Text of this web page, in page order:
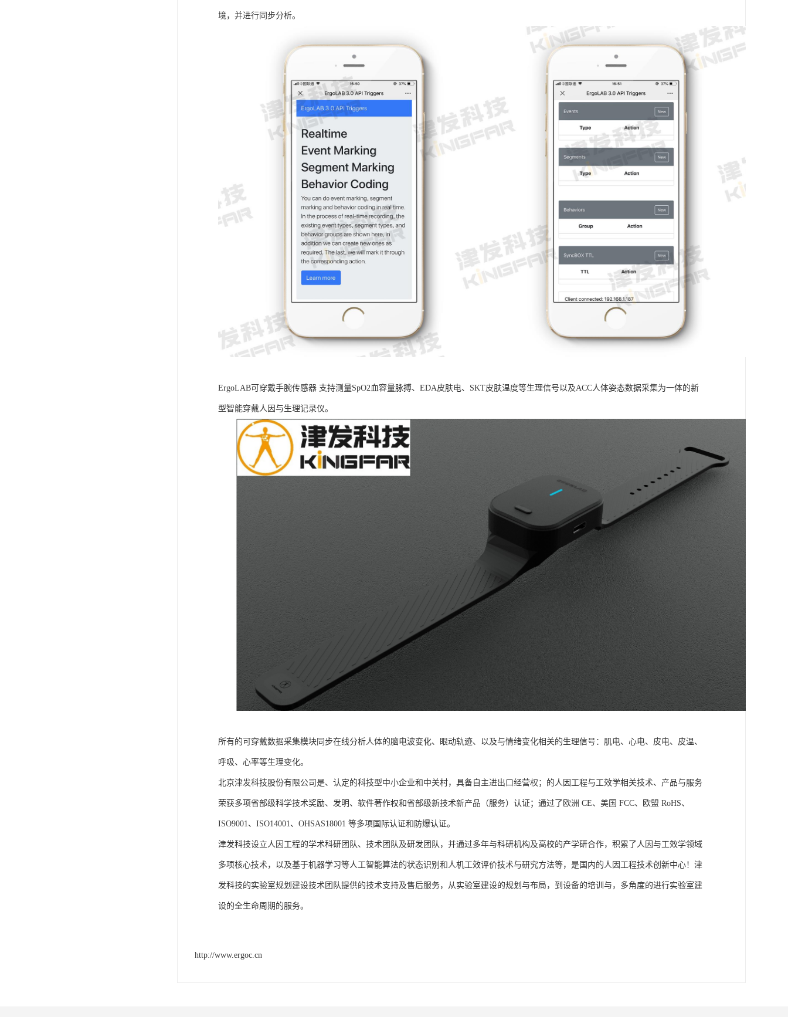
境，并进行同步分析。
ErgoLAB可穿戴手腕传感器 支持测量SpO2血容量脉搏、EDA皮肤电、SKT皮肤温度等生理信号以及ACC人体姿态数据采集为一体的新
型智能穿戴人因与生理记录仪。
所有的可穿戴数据采集模块同步在线分析人体的脑电波变化、眼动轨迹、以及与情绪变化相关的生理信号：肌电、心电、皮电、皮温、
呼吸、心率等生理变化。
北京津发科技股份有限公司是、认定的科技型中小企业和中关村，具备自主进出口经营权；的人因工程与工效学相关技术、产品与服务
荣获多项省部级科学技术奖励、发明、软件著作权和省部级新技术新产品（服务）认证；通过了欧洲 CE、美国 FCC、欧盟 RoHS、
ISO9001、ISO14001、OHSAS18001 等多项国际认证和防爆认证。
津发科技设立人因工程的学术科研团队、技术团队及研发团队，并通过多年与科研机构及高校的产学研合作，积累了人因与工效学领域
多项核心技术，以及基于机器学习等人工智能算法的状态识别和人机工效评价技术与研究方法等，是国内的人因工程技术创新中心！津
发科技的实验室规划建设技术团队提供的技术支持及售后服务，从实验室建设的规划与布局，到设备的培训与，多角度的进行实验室建
设的全生命周期的服务。
http://www.ergoc.cn